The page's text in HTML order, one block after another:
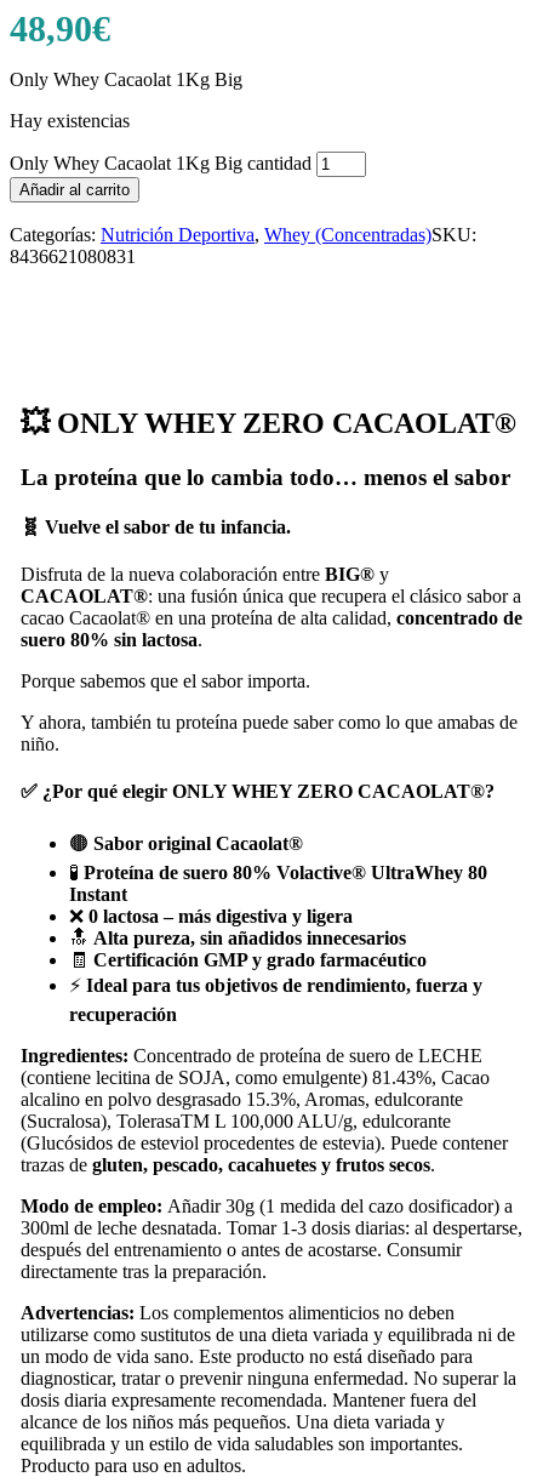
48,90€
Only Whey Cacaolat 1Kg Big
Hay existencias
Only Whey Cacaolat 1Kg Big cantidad
Añadir al carrito
Categorías: Nutrición Deportiva, Whey (Concentradas)SKU:
8436621080831
💥 ONLY WHEY ZERO CACAOLAT®
La proteína que lo cambia todo… menos el sabor
🧬 Vuelve el sabor de tu infancia.
Disfruta de la nueva colaboración entre BIG®y
CACAOLAT®: una fusión única que recupera el clásico sabor a
cacao Cacaolat® en una proteína de alta calidad, concentrado de
suero 80% sin lactosa.
Porque sabemos que el sabor importa.
Y ahora, también tu proteína puede saber como lo que amabas de
niño.
✅ ¿Por qué elegir ONLY WHEY ZERO CACAOLAT®?
🟤 Sabor original Cacaolat®
🧪 Proteína de suero 80% Volactive® UltraWhey 80
Instant
❌ 0 lactosa – más digestiva y ligera
🔝 Alta pureza, sin añadidos innecesarios
🧾 Certificación GMP y grado farmacéutico
⚡ Ideal para tus objetivos de rendimiento, fuerza y
recuperación
Ingredientes: Concentrado de proteína de suero de LECHE
(contiene lecitina de SOJA, como emulgente) 81.43%, Cacao
alcalino en polvo desgrasado 15.3%, Aromas, edulcorante
(Sucralosa), TolerasaTM L 100,000 ALU/g, edulcorante
(Glucósidos de esteviol procedentes de estevia). Puede contener
trazas de gluten, pescado, cacahuetes y frutos secos.
Modo de empleo: Añadir 30g (1 medida del cazo dosificador) a
300ml de leche desnatada. Tomar 1-3 dosis diarias: al despertarse,
después del entrenamiento o antes de acostarse. Consumir
directamente tras la preparación.
Advertencias: Los complementos alimenticios no deben
utilizarse como sustitutos de una dieta variada y equilibrada ni de
un modo de vida sano. Este producto no está diseñado para
diagnosticar, tratar o prevenir ninguna enfermedad. No superar la
dosis diaria expresamente recomendada. Mantener fuera del
alcance de los niños más pequeños. Una dieta variada y
equilibrada y un estilo de vida saludables son importantes.
Producto para uso en adultos.